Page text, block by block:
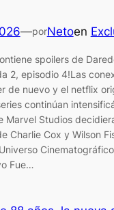
—porNetoen
spoilers de
2, episodio 4!Las
de nuevo y el netflix
continúan
Marvel Studios
Charlie Cox y Wilson
Fue…